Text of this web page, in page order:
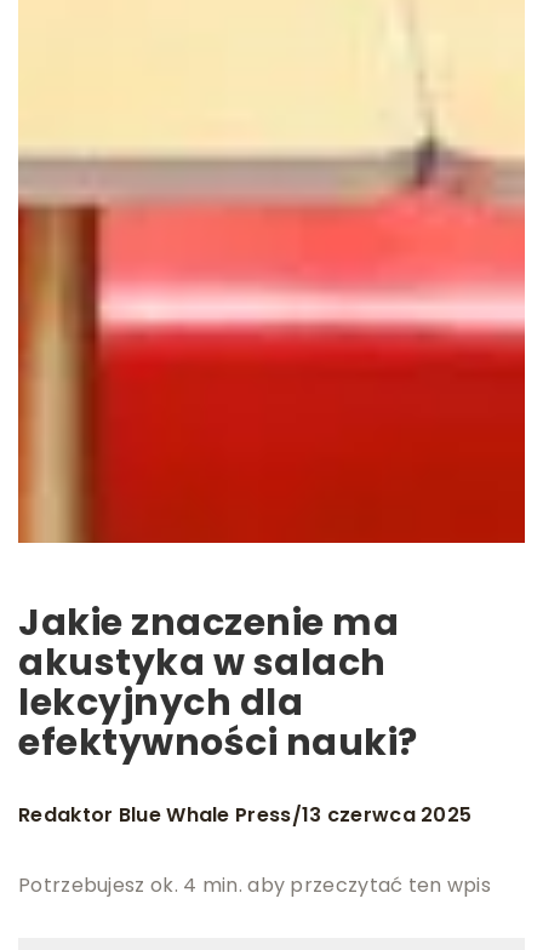
Jakie znaczenie ma
akustyka w salach
lekcyjnych dla
efektywności nauki?
Redaktor Blue Whale Press/13 czerwca 2025
Potrzebujesz ok. 4 min. aby przeczytać ten wpis